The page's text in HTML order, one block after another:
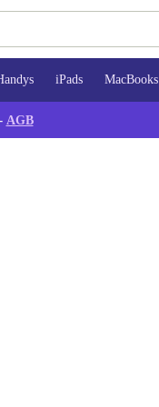
iPads MacBooks
AGB